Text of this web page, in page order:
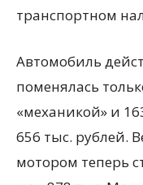
транспортном
Автомобиль
поменялась
«механикой» и
656 тыс. рублей.
мотором теперь